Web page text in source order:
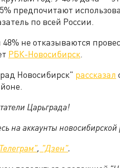
предпочитают
по всей России.
не отказываются
РБК-Новосибирск.
Новосибирск" рассказал
Царьграда!
на аккаунты
, "Дзен".